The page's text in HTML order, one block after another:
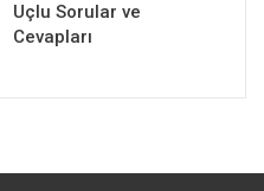
Uçlu Sorular ve
Cevapları